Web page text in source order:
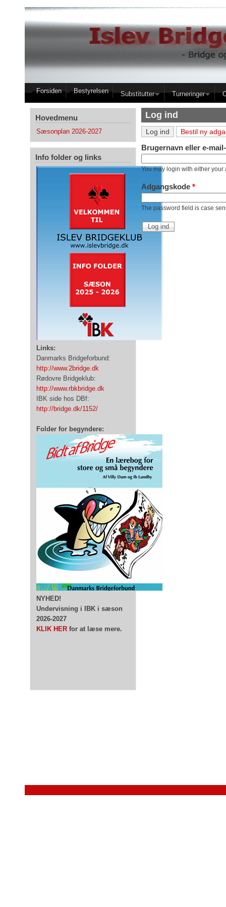
Gå til hovedindhold
Forsiden Bestyrelsen Substitutter Turneringer
Hovedmenu
Sæsonplan 2026-2027
Info folder og links
Links:
Danmarks Bridgeforbund:
http://www.2bridge.dk
Rødovre Bridgeklub:
http://www.rbkbridge.dk
IBK side hos DBf:
http://bridge.dk/1152/
Folder for begyndere:
NYHED!
Undervisning i IBK i sæson
2026-2027
KLIK HER for at læse mere.
Log ind
Primære faneblade
Log ind (aktiv fane)
Bestil ny
Brugernavn eller e-
You may login with either
Adgangskode *
The password field is case